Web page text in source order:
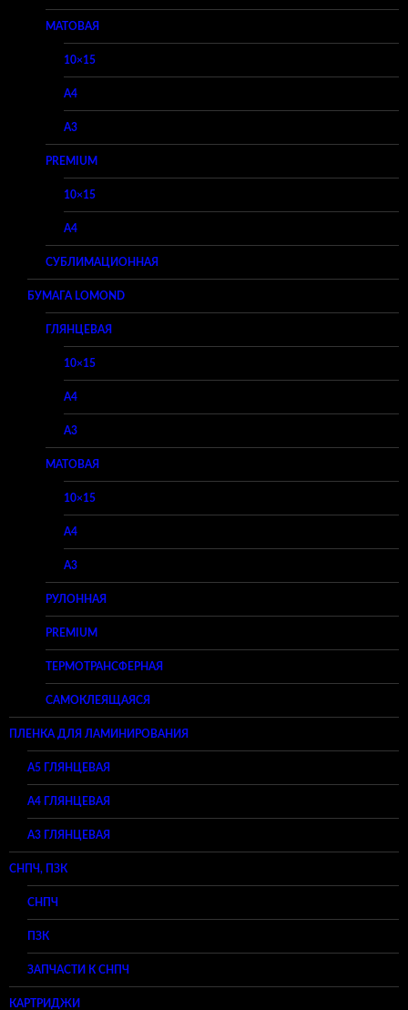
МАТОВАЯ
10×15
A4
A3
PREMIUM
10×15
A4
СУБЛИМАЦИОННАЯ
БУМАГА LOMOND
ГЛЯНЦЕВАЯ
10×15
A4
A3
МАТОВАЯ
10×15
A4
A3
РУЛОННАЯ
PREMIUM
ТЕРМОТРАНСФЕРНАЯ
САМОКЛЕЯЩАЯСЯ
ПЛЕНКА ДЛЯ ЛАМИНИРОВАНИЯ
A5 ГЛЯНЦЕВАЯ
А4 ГЛЯНЦЕВАЯ
A3 ГЛЯНЦЕВАЯ
СНПЧ, ПЗК
СНПЧ
ПЗК
ЗАПЧАСТИ К СНПЧ
КАРТРИДЖИ